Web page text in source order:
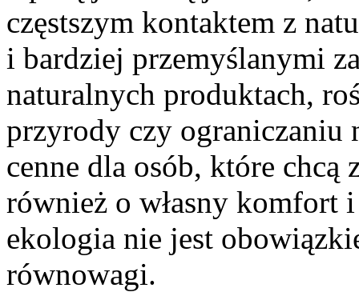
częstszym kontaktem z
i bardziej przemyślanymi
naturalnych produktach,
przyrody czy ograniczaniu
cenne dla osób, które chcą
również o własny komfort
ekologia nie jest
równowagi.